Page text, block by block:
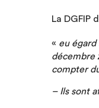
La DGFIP
« eu égard
décembre
compter
– Ils sont